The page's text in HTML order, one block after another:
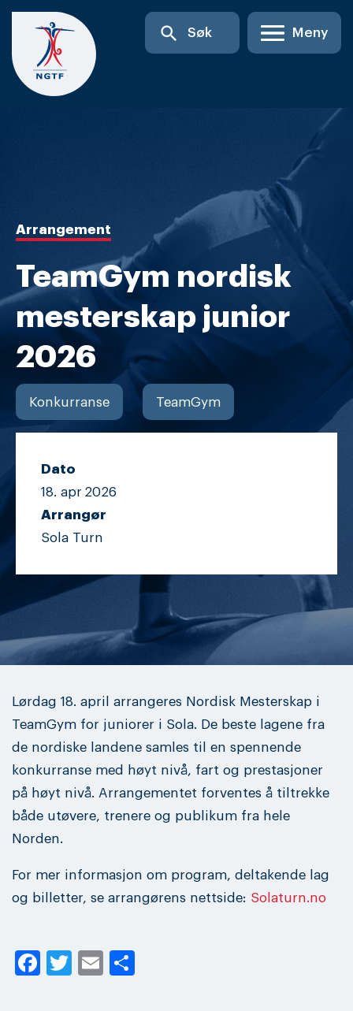
Skip
content
search Søk Meny
Arrangement
TeamGym nordisk
mesterskap junior
2026
Konkurranse TeamGym
Dato
18. apr 2026
Arrangør
Sola Turn
Lørdag 18. april arrangeres Nordisk Mesterskap i
TeamGym for juniorer i Sola. De beste lagene fra
de nordiske landene samles til en spennende
konkurranse med høyt nivå, fart og prestasjoner
på høyt nivå. Arrangementet forventes å tiltrekke
både utøvere, trenere og publikum fra hele
Norden.
For mer informasjon om program, deltakende lag
og billetter, se arrangørens nettside: Solaturn.no
Facebook
Twitter
Email